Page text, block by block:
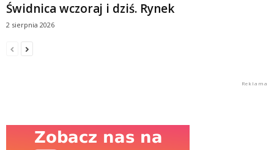
Świdnica wczoraj i dziś. Rynek
2 sierpnia 2026